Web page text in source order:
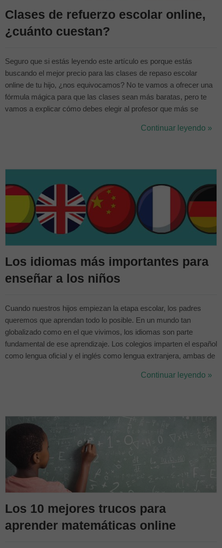
Clases de refuerzo escolar online,
¿cuánto cuestan?
Seguro que si estás leyendo este artículo es porque estás
buscando el mejor precio para las clases de repaso escolar
online de tu hijo, ¿nos equivocamos? No te vamos a ofrecer una
fórmula mágica para que las clases sean más baratas, pero te
vamos a explicar cómo debes elegir al profesor que más se
encontrar al profesor que más se ajusta a su presupuesto, ya que
Continuar leyendo »
Los idiomas más importantes para
enseñar a los niños
Cuando nuestros hijos empiezan la etapa escolar, los padres
queremos que aprendan todo lo posible. En un mundo tan
globalizado como en el que vivimos, los idiomas son parte
fundamental de ese aprendizaje. Los colegios imparten el español
como lengua oficial y el inglés como lengua extranjera, ambas de
apostar por una segunda lengua extranjera. Ya sabemos que el
Continuar leyendo »
Los 10 mejores trucos para
aprender matemáticas online